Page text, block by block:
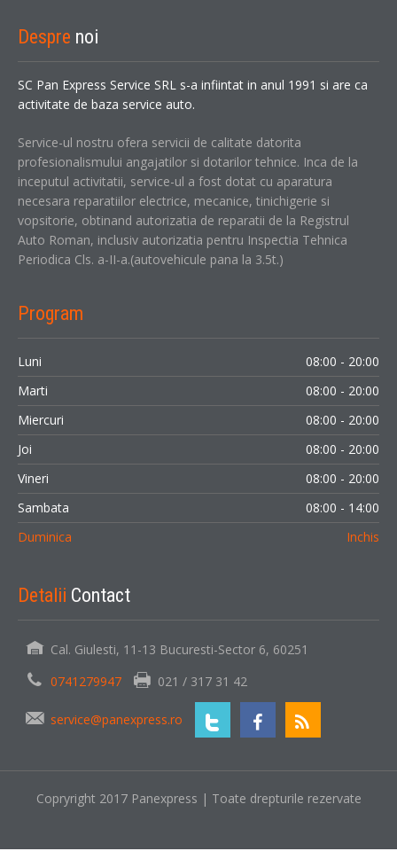
Despre noi
SC Pan Express Service SRL s-a infiintat in anul 1991 si are ca
activitate de baza service auto.
Service-ul nostru ofera servicii de calitate datorita
profesionalismului angajatilor si dotarilor tehnice. Inca de la
inceputul activitatii, service-ul a fost dotat cu aparatura
necesara reparatiilor electrice, mecanice, tinichigerie si
vopsitorie, obtinand autorizatia de reparatii de la Registrul
Auto Roman, inclusiv autorizatia pentru Inspectia Tehnica
Periodica Cls. a-II-a.(autovehicule pana la 3.5t.)
Program
Luni
08:00 - 20:00
Marti
08:00 - 20:00
Miercuri
08:00 - 20:00
Joi
08:00 - 20:00
Vineri
08:00 - 20:00
Sambata
08:00 - 14:00
Duminica
Inchis
Detalii Contact
Cal. Giulesti, 11-13 Bucuresti-Sector 6, 60251
0741279947
021 / 317 31 42
service@panexpress.ro
Copryright 2017 Panexpress | Toate drepturile rezervate